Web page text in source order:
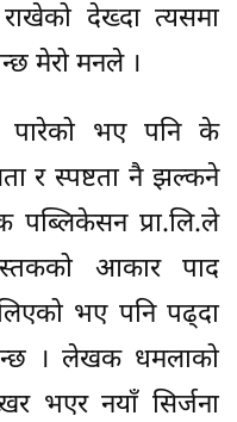
देख्दा त्यसमा
मेरो मनले ।
पारेको भए पनि के
र स्पष्टता नै झल्कने
पब्लिकेसन प्रा.लि.ले
आकार पाद
भए पनि पढ्दा
। लेखक धमलाको
भएर नयाँ सिर्जना